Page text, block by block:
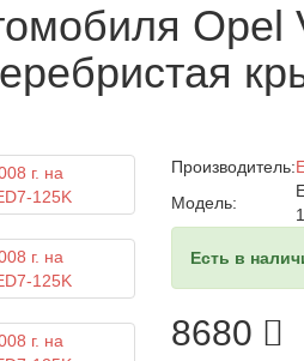
Opel
Производитель:
Модель:
Есть в
8680